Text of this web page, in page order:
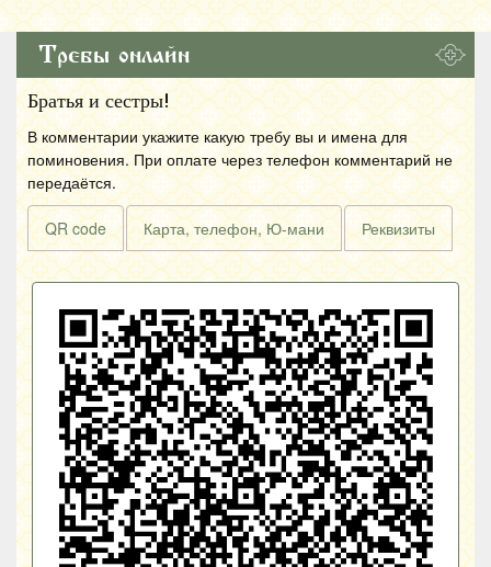
Требы онлайн
Братья и сестры!
В комментарии укажите какую требу вы и имена для
поминовения. При оплате через телефон комментарий не
передаётся.
QR code Карта, телефон, Ю-мани Реквизиты